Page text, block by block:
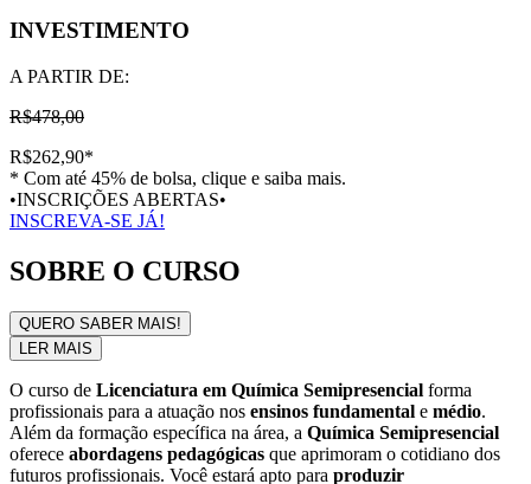
INVESTIMENTO
A PARTIR DE:
R$478,00
R$262,90*
* Com até 45% de bolsa, clique e saiba mais.
•INSCRIÇÕES ABERTAS•
INSCREVA-SE JÁ!
SOBRE O CURSO
QUERO SABER MAIS!
LER MAIS
O curso de Licenciatura em Química Semipresencial forma
profissionais para a atuação nos ensinos fundamental e médio.
Além da formação específica na área, a Química Semipresencial
oferece abordagens pedagógicas que aprimoram o cotidiano dos
futuros profissionais. Você estará apto para produzir